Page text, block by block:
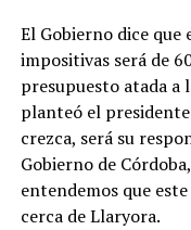
El Gobierno dice que
impositivas será de
presupuesto atada a
planteó el
crezca, será su
Gobierno de
entendemos que
cerca de Llaryora.